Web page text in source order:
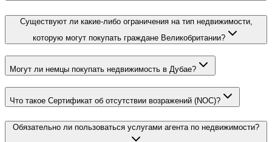
Существуют ли какие-либо ограничения на тип недвижимости,
которую могут покупать граждане Великобритании?
Могут ли немцы покупать недвижимость в Дубае?
Что такое Сертификат об отсутствии возражений (NOC)?
Обязательно ли пользоваться услугами агента по недвижимости?